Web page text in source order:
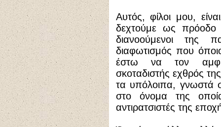
Αυτός, φίλοι μου,
δεχτούμε ως πρόοδο
διανοούμενοι της
διαφωτισμός που
έστω να τον
σκοταδιστής εχθρός
τα υπόλοιπα, γνωστά
στο όνομα της
αντιρατσιστές της